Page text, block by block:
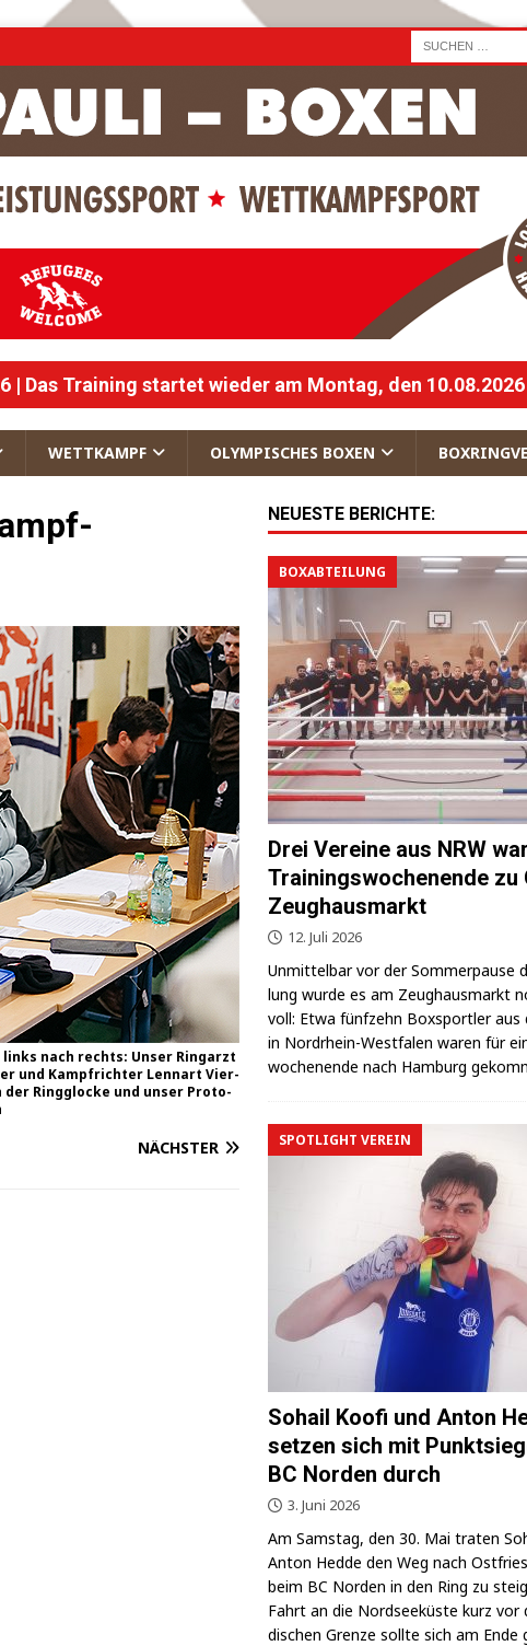
| Das Training startet wieder am Montag, den 10.08.2026
WETTKAMPF OLYMPISCHES BOXEN
nach rechts: Unser Ring­arzt
und Kampf­rich­ter Lenn­art Vier­
Ring­glo­cke und unser Pro­to­
NÄCHSTER
NEUESTE BERICHTE:
BOXABTEILUNG
Drei Vereine aus NRW
Trainingswochenende zu
Zeughausmarkt
12. Juli 2026
Unmit­tel­bar vor der Som­mer­pau­se
lung wur­de es am Zeug­haus­markt
voll: Etwa fünf­zehn Box­sport­ler aus
in Nord­rhein-West­fa­len waren für
wo­chen­en­de nach Ham­burg
SPOTLIGHT VEREIN
Sohail Koofi und Anton
setzen sich mit
BC Norden durch
3. Juni 2026
Am Sams­tag, den 30. Mai tra­ten
Anton Hed­de den Weg nach
beim BC Nor­den in den Ring zu
Fahrt an die Nord­see­küs­te kurz vor
di­schen Gren­ze soll­te sich am Ende